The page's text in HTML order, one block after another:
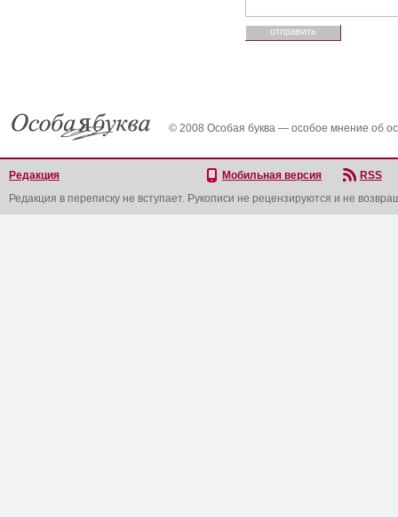
© 2008 Особая буква — особое мнение об
Редакция Мобильная версия
RSS
Редакция в переписку не вступает. Рукописи не рецензируются и не